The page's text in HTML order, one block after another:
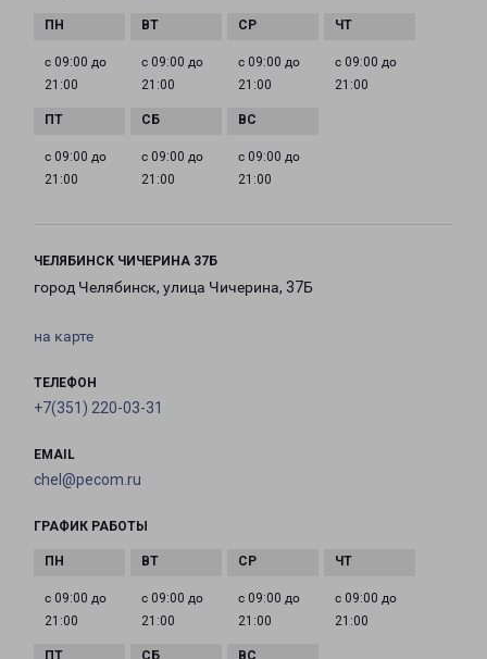
с 09:00 до
21:00
с 09:00 до
21:00
с 09:00 до
21:00
с 09:00 до
21:00
с 09:00 до
21:00
с 09:00 до
21:00
с 09:00 до
21:00
ЧЕЛЯБИНСК ЧИЧЕРИНА 37Б
город Челябинск, улица Чичерина, 37Б
на карте
ТЕЛЕФОН
+7(351) 220-03-31
EMAIL
chel@pecom.ru
ГРАФИК РАБОТЫ
с 09:00 до
21:00
с 09:00 до
21:00
с 09:00 до
21:00
с 09:00 до
21:00